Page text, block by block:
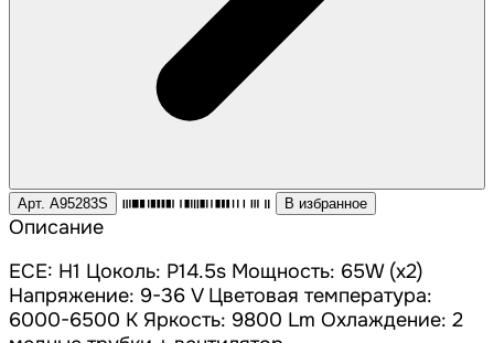
Арт. A95283S В избранное
Описание
ECE: H1 Цоколь: P14.5s Мощность: 65W (х2)
Напряжение: 9-36 V Цветовая температура:
6000-6500 K Яркость: 9800 Lm Охлаждение: 2